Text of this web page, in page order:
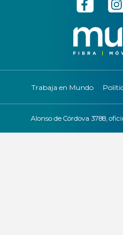
Trabaja en Mundo
Alonso de Córdova 3788,